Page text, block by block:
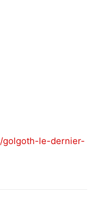
golgoth-le-dernier-